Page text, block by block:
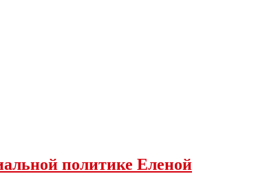
политике Еленой